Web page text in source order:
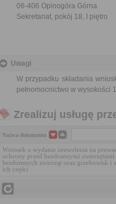
06-406 Opinogóra Górna
Sekretariat, pokój 18, I piętro
Uwagi
W przypadku składania
pełnomocnictwo w wysokości
Zrealizuj usługę
Nazwa dokumentu
Wniosek o wydanie zezwolenia na
ochrony przed bezdomnymi zwierzętami
bezdomnych zwierząt oraz grzebowisk i
ich części